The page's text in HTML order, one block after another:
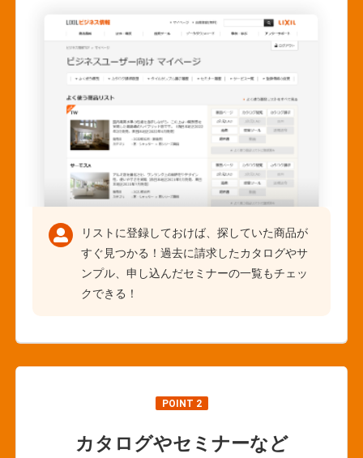
リストに登録しておけば、探していた商品が
すぐ見つかる！過去に請求したカタログやサ
ンプル、申し込んだセミナーの一覧もチェッ
クできる！
POINT 2
カタログやセミナーなど